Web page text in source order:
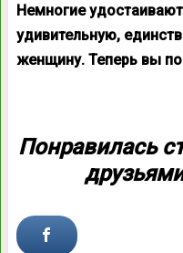
Немногие
удивительную,
женщину. Теперь вы
Понравилась